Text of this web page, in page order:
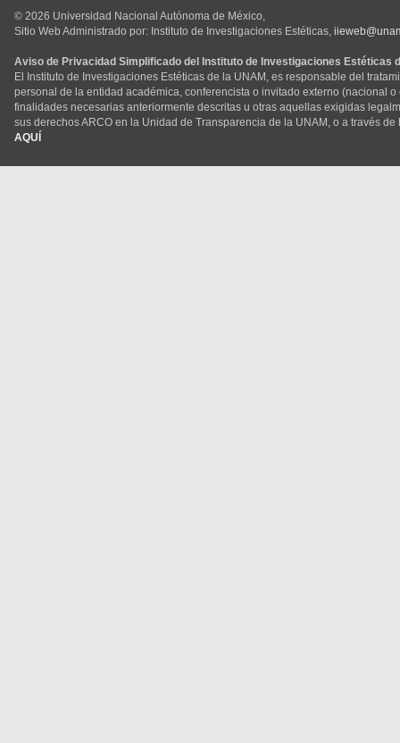
© 2026 Universidad Nacional Autónoma de México,
Sitio Web Administrado por: Instituto de Investigaciones Estéticas,
Aviso de Privacidad Simplificado del Instituto de Investigaciones Estéticas
El Instituto de Investigaciones Estéticas de la UNAM, es responsable del
personal de la entidad académica, conferencista o invitado externo (nacional
finalidades necesarias anteriormente descritas u otras aquellas exigidas
sus derechos ARCO en la Unidad de Transparencia de la UNAM, o a través
AQUÍ